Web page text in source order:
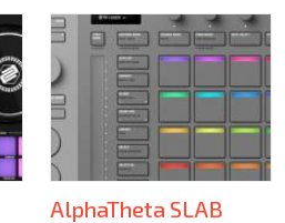
AlphaTheta SLAB